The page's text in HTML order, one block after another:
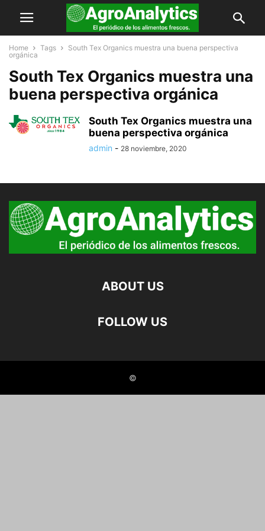
Home Tags
South Tex Organics muestra una buena perspectiva
orgánica
South Tex Organics muestra una
buena perspectiva orgánica
South Tex Organics muestra una
buena perspectiva orgánica
admin - 28 noviembre, 2020
ABOUT US
FOLLOW US
©